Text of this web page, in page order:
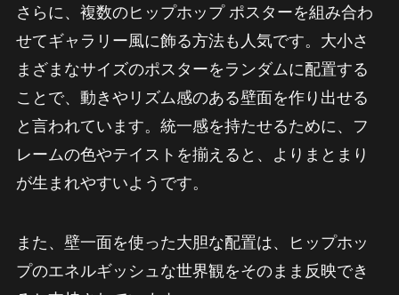
さらに、複数のヒップホップ ポスターを組み合わ
せてギャラリー風に飾る方法も人気です。大小さ
まざまなサイズのポスターをランダムに配置する
ことで、動きやリズム感のある壁面を作り出せる
と言われています。統一感を持たせるために、フ
レームの色やテイストを揃えると、よりまとまり
が生まれやすいようです。
また、壁一面を使った大胆な配置は、ヒップホッ
プのエネルギッシュな世界観をそのまま反映でき